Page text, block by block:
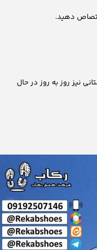
دهید.
نیز روز به روز در حال